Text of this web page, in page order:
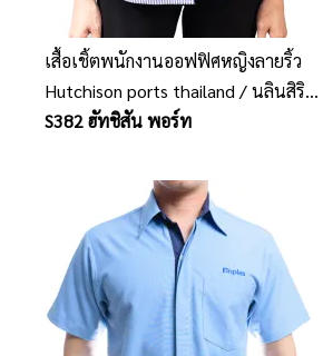
เสื้อเชิ้ตพนักงานออฟฟิศหญิงลายริ้ว
Hutchison ports thailand / นลินสิริ
โรงงานผลิตเสื้อเชิ้ตยูนิฟอร์มพนักงาน
S382 ฮัทชิสัน พอร์ท